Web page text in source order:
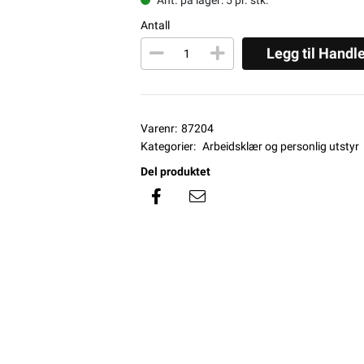
Antall
Legg til
Varenr: 87204
Kategorier: Arbeidsklær og personlig utstyr
Del produktet